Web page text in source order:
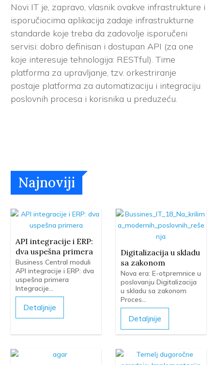
Novi IT je, zapravo, vlasnik ovakve infrastrukture i
isporučiocima aplikacija zadaje infrastrukturne
standarde koje treba da zadovolje isporučeni
servisi: dobro definisan i dostupan API (za one
koje interesuje tehnologija: RESTful). Time
platforma za upravljanje, tzv. orkestriranje
postaje platforma za automatizaciju i integraciju
poslovnih procesa i korisnika u preduzeću.
Najnoviji
API integracije i ERP:
dva uspešna primera
Business Central moduli
API integracije i ERP: dva
uspešna primera
Integracije...
Detaljnije
Digitalizacija u skladu
sa zakonom
Nova era: E-otpremnice u
poslovanju Digitalizacija
u skladu sa zakonom
Proces...
Detaljnije